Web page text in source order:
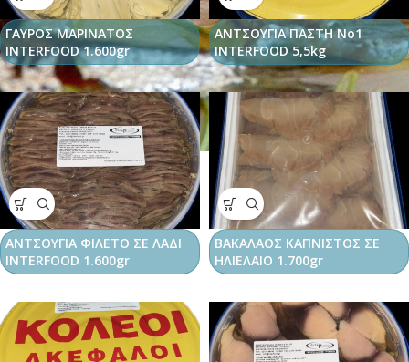
ΓΑΥΡΟΣ ΜΑΡΙΝΑΤΟΣ
INTERFOOD 1.600gr
ΑΝΤΣΟΥΓΙΑ ΠΑΣΤΗ Νο1
INTERFOOD 5,5kg
ΑΝΤΣΟΥΓΙΑ ΦΙΛΕΤΟ ΣΕ ΛΑΔΙ
INTERFOOD 1.600gr
ΒΑΚΑΛΑΟΣ ΚΑΠΝΙΣΤΟΣ ΣΕ
ΗΛΙΕΛΑΙΟ 1.700gr